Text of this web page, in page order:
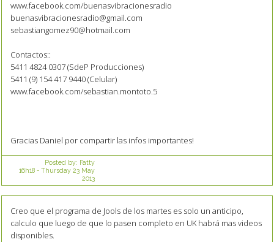
www.facebook.com/buenasvibracionesradio
buenasvibracionesradio@gmail.com
sebastiangomez90@hotmail.com
Contactos::
5411 4824 0307 (SdeP Producciones)
5411 (9) 154 417 9440 (Celular)
www.facebook.com/sebastian.montoto.5
Gracias Daniel por compartir las infos importantes!
Posted by: Fatty
16h18- Thursday 23 May
2013
Creo que el programa de Jools de los martes es solo un anticipo,
calculo que luego de que lo pasen completo en UK habrá mas videos
disponibles.